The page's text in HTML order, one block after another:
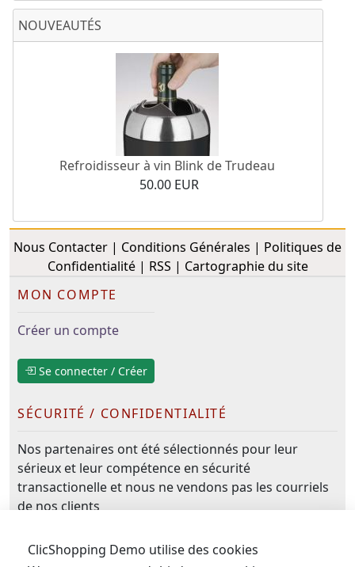
NOUVEAUTÉS
Refroidisseur à vin Blink de Trudeau
50.00 EUR
Nous Contacter | Conditions Générales | Politiques de
Confidentialité| RSS | Cartographie du site
MON COMPTE
Créer un compte
Se connecter / Créer
SÉCURITÉ / CONFIDENTIALITÉ
Nos partenaires ont été sélectionnés pour leur
sérieux et leur compétence en sécurité
transactionelle et nous ne vendons pas les courriels
de nos clients
ClicShopping Demo utilise des cookies